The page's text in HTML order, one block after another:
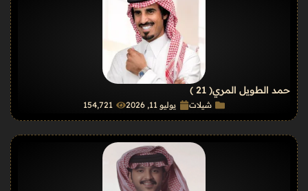
حمد الطويل المري( 21 )
شيلات يوليو 11, 2026 154٬721